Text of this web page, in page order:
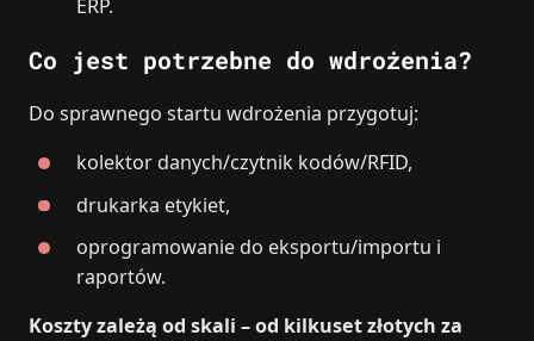
ERP.
Co jest potrzebne do wdrożenia?
Do sprawnego startu wdrożenia przygotuj:
kolektor danych/czytnik kodów/RFID,
drukarka etykiet,
oprogramowanie do eksportu/importu i
raportów.
Koszty zależą od skali – od kilkuset złotych za